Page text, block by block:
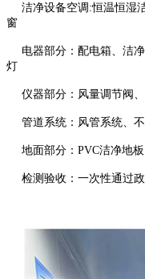
洁净设备空调 :恒温恒湿
窗
电器部分：配电箱、洁
灯
仪器部分：风量调节阀
管道系统：风管系统、
地面部分： PVC洁净地板
检测验收：一次性通过